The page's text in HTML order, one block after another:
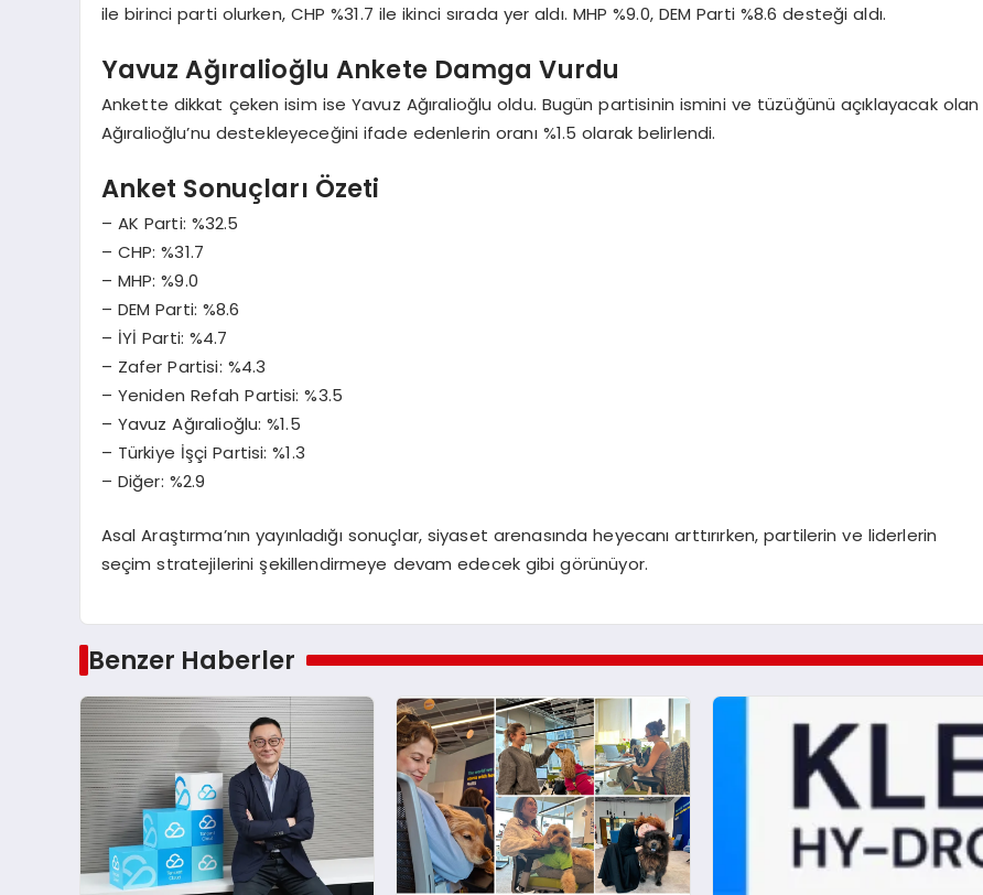
ile birinci parti olurken, CHP %31.7 ile ikinci sırada yer aldı. MHP %9.0, DEM Parti %8.6 desteği aldı.
Yavuz Ağıralioğlu Ankete Damga Vurdu
Ankette dikkat çeken isim ise Yavuz Ağıralioğlu oldu. Bugün partisinin ismini ve tüzüğünü açıklayacak olan
Ağıralioğlu’nu destekleyeceğini ifade edenlerin oranı %1.5 olarak belirlendi.
Anket Sonuçları Özeti
– AK Parti: %32.5
– CHP: %31.7
– MHP: %9.0
– DEM Parti: %8.6
– İYİ Parti: %4.7
– Zafer Partisi: %4.3
– Yeniden Refah Partisi: %3.5
– Yavuz Ağıralioğlu: %1.5
– Türkiye İşçi Partisi: %1.3
– Diğer: %2.9
Asal Araştırma’nın yayınladığı sonuçlar, siyaset arenasında heyecanı arttırırken, partilerin ve liderlerin
seçim stratejilerini şekillendirmeye devam edecek gibi görünüyor.
Benzer Haberler